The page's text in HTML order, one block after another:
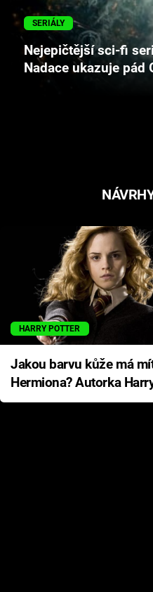
Cool Esport
Pořady
TV Program
SERIÁLY
Nejepičtější sci-fi
Nadace ukazuje pád
HARRY POTTER
Jakou barvu kůže má
Hermiona? Autorka
Pottera přišla s ráznou